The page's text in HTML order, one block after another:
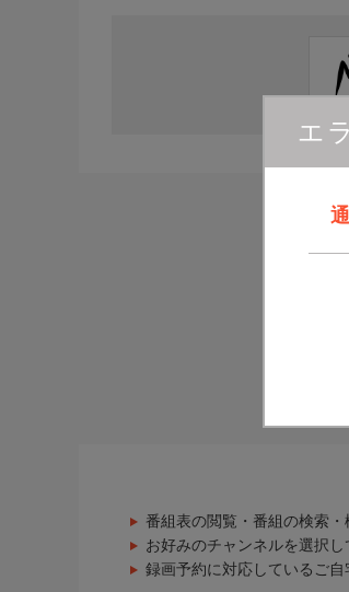
エ
番組表の閲覧・番組の検索
お好みのチャンネルを選択し
録画予約に対応しているご自